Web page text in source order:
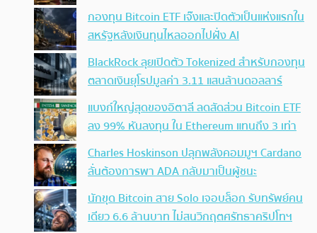
กองทุน Bitcoin ETF เจ๊งและปิดตัวเป็นแห่งแรกใน
สหรัฐหลังเงินทุนไหลออกไปฝั่ง AI
BlackRock ลุยเปิดตัว Tokenized สำหรับกองทุน
ตลาดเงินยุโรปมูลค่า 3.11 แสนล้านดอลลาร์
แบงก์ใหญ่สุดของอิตาลี ลดสัดส่วน Bitcoin ETF
ลง 99% หันลงทุน ใน Ethereum แทนถึง 3 เท่า
Charles Hoskinson ปลุกพลังคอมมูฯ Cardano
ลั่นต้องการพา ADA กลับมาเป็นผู้ชนะ
นักขุด Bitcoin สาย Solo เจอบล็อก รับทรัพย์คน
เดียว 6.6 ล้านบาท ไม่สนวิกฤตศรัทธาคริปโทฯ